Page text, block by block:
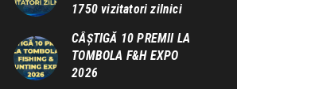
1750 vizitatori zilnici
CÂȘTIGĂ 10 PREMII LA
TOMBOLA F&H EXPO
2026